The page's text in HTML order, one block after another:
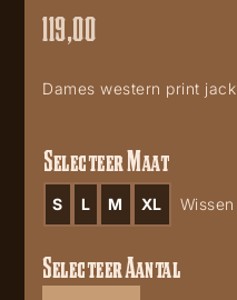
119,00
Dames western print jack
Selecteer Maat
S L M XL Wissen
Western
Selecteer Aantal